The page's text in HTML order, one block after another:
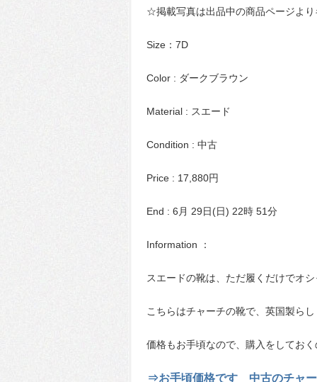
☆掲載写真は出品中の商品ページよ
Size：7D
Color : ダークブラウン
Material : スエード
Condition : 中古
Price : 17,880円
End : 6月 29日(日) 22時 51分
Information ：
スエードの靴は、ただ履くだけでオ
こちらはチャーチの靴で、英国製ら
価格もお手頃なので、購入をしてお
⇒お手頃価格です 中古のチャー